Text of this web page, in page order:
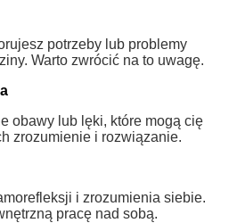
potrzeby lub problemy
Warto zwrócić na to uwagę.
obawy lub lęki, które mogą cię
zrozumienie i rozwiązanie.
i zrozumienia siebie.
pracę nad sobą.